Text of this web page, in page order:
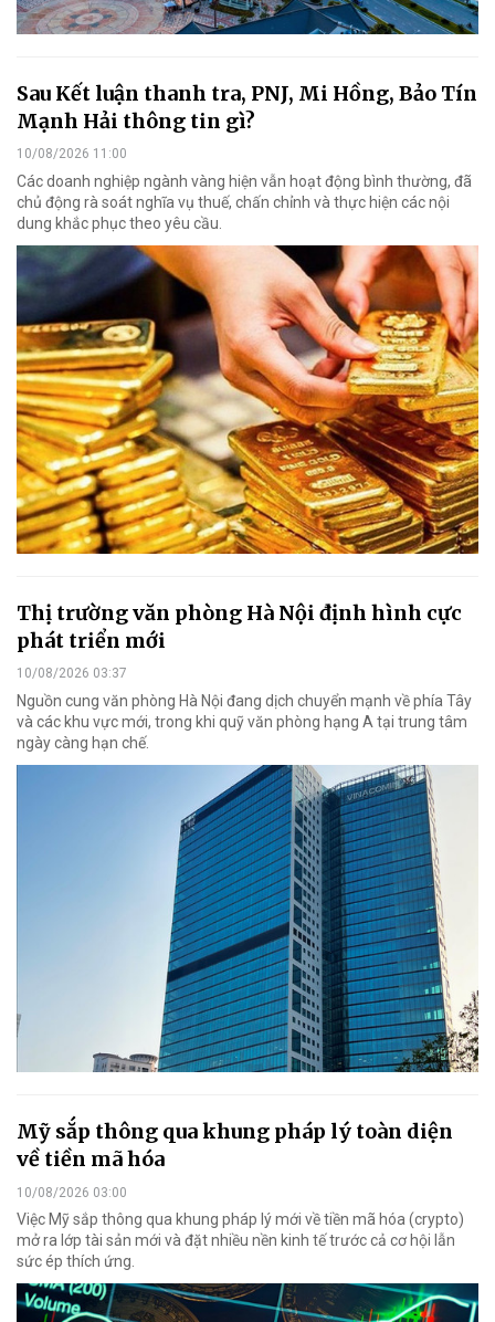
Sau Kết luận thanh tra, PNJ, Mi Hồng, Bảo Tín
Mạnh Hải thông tin gì?
10/08/2026 11:00
Các doanh nghiệp ngành vàng hiện vẫn hoạt động bình thường, đã
chủ động rà soát nghĩa vụ thuế, chấn chỉnh và thực hiện các nội
dung khắc phục theo yêu cầu.
Thị trường văn phòng Hà Nội định hình cực
phát triển mới
10/08/2026 03:37
Nguồn cung văn phòng Hà Nội đang dịch chuyển mạnh về phía Tây
và các khu vực mới, trong khi quỹ văn phòng hạng A tại trung tâm
ngày càng hạn chế.
Mỹ sắp thông qua khung pháp lý toàn diện
về tiền mã hóa
10/08/2026 03:00
Việc Mỹ sắp thông qua khung pháp lý mới về tiền mã hóa (crypto)
mở ra lớp tài sản mới và đặt nhiều nền kinh tế trước cả cơ hội lẫn
sức ép thích ứng.